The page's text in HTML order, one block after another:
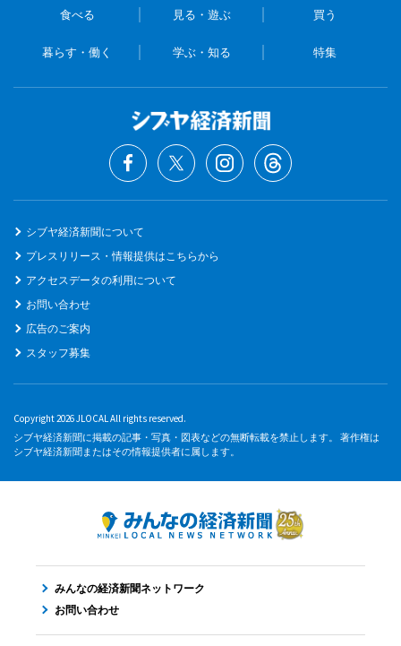
食べる 見る・遊ぶ 買う
暮らす・働く 学ぶ・知る 特集
シブヤ経済新聞について
プレスリリース・情報提供はこちらから
アクセスデータの利用について
お問い合わせ
広告のご案内
スタッフ募集
Copyright 2026 JLOCAL All rights reserved.
シブヤ経済新聞に掲載の記事・写真・図表などの無断転載を禁止します。 著作権は
シブヤ経済新聞またはその情報提供者に属します。
みんなの経済新聞ネットワーク
お問い合わせ